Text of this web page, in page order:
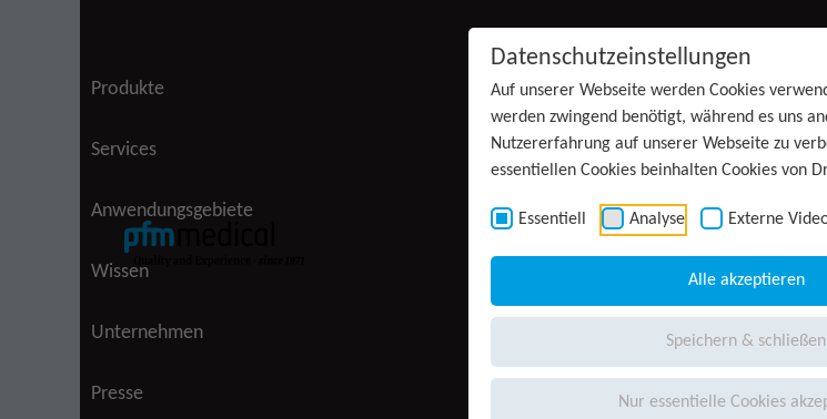
Datenschutzeinstellungen
Auf unserer Webseite werden Cookies
werden zwingend benötigt, während es uns
Nutzererfahrung auf unserer Webseite zu
essentiellen Cookies beinhalten Cookies von
Essentiell Analyse Externe
Alle akzeptieren
Speichern & schließen
Nur essentielle Cookies
Produkte
Services
Anwendungsgebiete
Wissen
Unternehmen
Presse